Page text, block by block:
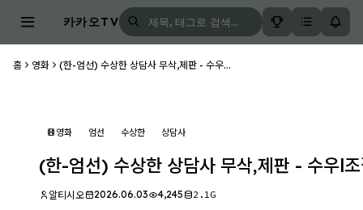
카카오TV
홈 영화 (한-엄선) 수상한 상담사 무삭,제판 - 수우...
영화 엄선 수상한 상담사
(한-엄선) 수상한 상담사 무삭,제판 - 수우l
알티시오 2026.06.03 4,245 2.1G